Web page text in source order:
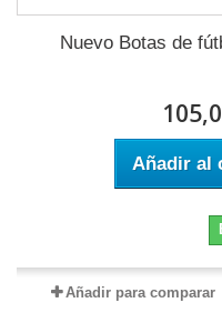
Nuevo Botas de
Añadir al
Añadir para comparar